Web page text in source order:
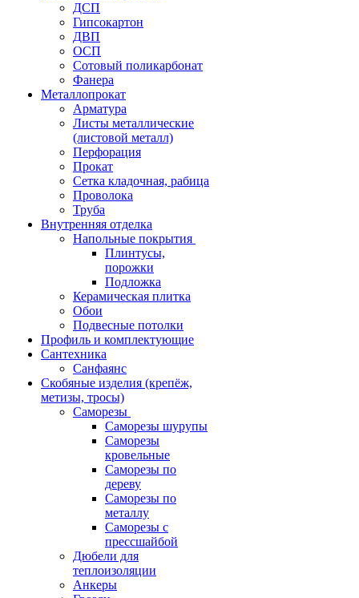
ДСП
Гипсокартон
ДВП
ОСП
Сотовый поликарбонат
Фанера
Металлопрокат
Арматура
Листы металлические
(листовой металл)
Перфорация
Прокат
Сетка кладочная, рабица
Проволока
Труба
Внутренняя отделка
Напольные покрытия
Плинтусы,
порожки
Подложка
Керамическая плитка
Обои
Подвесные потолки
Профиль и комплектующие
Сантехника
Санфаянс
Скобяные изделия (крепёж,
метизы, тросы)
Саморезы
Саморезы шурупы
Саморезы
кровельные
Саморезы по
дереву
Саморезы по
металлу
Саморезы с
прессшайбой
Дюбели для
теплоизоляции
Анкеры